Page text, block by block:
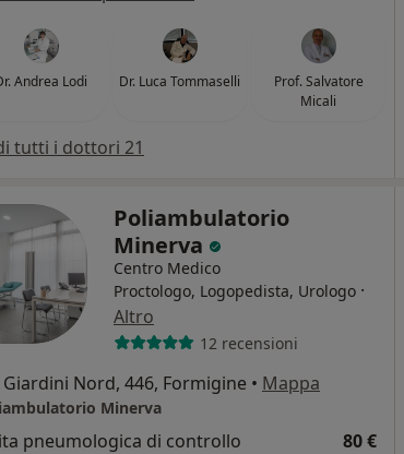
Andrea Lodi Dr. Luca Tommaselli
Prof. Salvatore
Micali
tutti i dottori 21
Poliambulatorio
Minerva
Centro Medico
Proctologo, Logopedista, Urologo ·
Altro
12 recensioni
Giardini Nord, 446, Formigine • Mappa
Minerva
pneumologica di controllo 80 €